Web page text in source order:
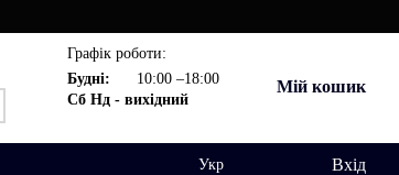
Графік роботи:
Будні:
10:00 –18:00
Сб Нд - вихідний
Мій кошик
Укр Вхід